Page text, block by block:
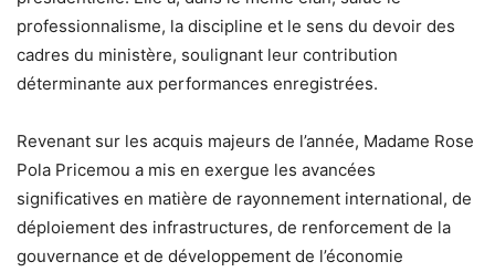
professionnalisme, la discipline et le sens du devoir des
cadres du ministère, soulignant leur contribution
déterminante aux performances enregistrées.
Revenant sur les acquis majeurs de l’année, Madame Rose
Pola Pricemou a mis en exergue les avancées
significatives en matière de rayonnement international, de
déploiement des infrastructures, de renforcement de la
gouvernance et de développement de l’économie